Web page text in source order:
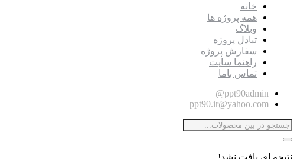
خانه
همه پروژه ها
وبلاگ
تبادل پروژه
سفارش پروژه
راهنما سایت
تماس باما
ppt90admin@
ppt90.ir@yahoo.com
نتیجه ای یافت نشد!